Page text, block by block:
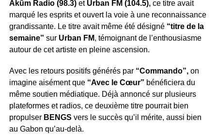
Akûm Radio (98.3) et Urban FM (104.5), ce titre avait
marqué les esprits et ouvert la voie à une reconnaissance
grandissante. Le titre avait même été désigné “titre de la
semaine” sur Urban FM, témoignant de l’enthousiasme
autour de cet artiste en pleine ascension.
Avec les retours positifs générés par “Commando”, on
imagine aisément que “Avec le Cœur” bénéficiera du
même soutien médiatique. Déjà annoncé sur plusieurs
plateformes et radios, ce deuxième titre pourrait bien
propulser BENGS vers le succès qu’il mérite, aussi bien
au Gabon qu’au-delà.